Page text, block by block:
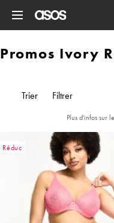
Promos Ivory
Trier Filtrer
Plus d'infos sur
Réduc